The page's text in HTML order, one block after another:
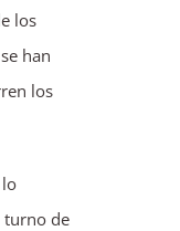
los
han
los
turno de